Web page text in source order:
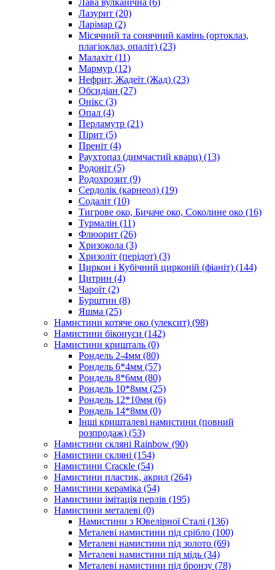
Лава вулканічна (6)
Лазурит (20)
Ларімар (2)
Місячний та сонячний камінь (ортоклаз,
плагіоклаз, опаліт) (23)
Малахіт (11)
Мармур (12)
Нефрит, Жадеїт (Жад) (23)
Обсидіан (27)
Онікс (3)
Опал (4)
Перламутр (21)
Пірит (5)
Преніт (4)
Раухтопаз (димчастий кварц) (13)
Родоніт (5)
Родохрозит (9)
Сердолік (карнеол) (19)
Содаліт (10)
Тигрове око, Бичаче око, Соколине око (16)
Турмалін (11)
Флюорит (26)
Хризокола (3)
Хризоліт (перідот) (3)
Циркон і Кубічний цирконій (фіаніт) (144)
Цитрин (4)
Чароїт (2)
Бурштин (8)
Яшма (25)
Намистини котяче око (улексит) (98)
Намистини біконуси (142)
Намистини кришталь (0)
Рондель 2-4мм (80)
Рондель 6*4мм (57)
Рондель 8*6мм (80)
Рондель 10*8мм (25)
Рондель 12*10мм (6)
Рондель 14*8мм (0)
Інші кришталеві намистини (повний
розпродаж) (53)
Намистини скляні Rainbow (90)
Намистини скляні (154)
Намистини Cracкle (54)
Намистини пластик, акрил (264)
Намистини кераміка (54)
Намистини імітація перлів (195)
Намистини металеві (0)
Намистини з Ювелірної Сталі (136)
Металеві намистини під срібло (100)
Металеві намистини під золото (69)
Металеві намистини під мідь (34)
Металеві намистини під бронзу (78)